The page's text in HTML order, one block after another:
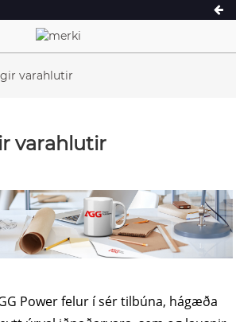
varahlutir
varahlutir
Power felur í sér tilbúna, hágæða
33-300 kVA
22-250 kVA
49 kVA
285 kVA
S-röð 275-
DE serían 250-
V serían 350-